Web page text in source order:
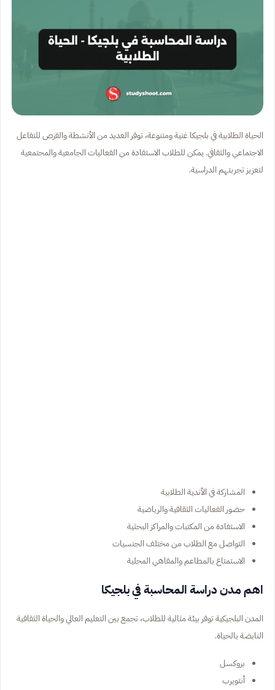
الحياة الطلابية في بلجيكا غنية ومتنوعة، توفر العديد من الأنشطة والفرص للتفاعل
الاجتماعي والثقافي. يمكن للطلاب الاستفادة من الفعاليات الجامعية والمجتمعية
لتعزيز تجربتهم الدراسية.
المشاركة في الأندية الطلابية
حضور الفعاليات الثقافية والرياضية
الاستفادة من المكتبات والمراكز البحثية
التواصل مع الطلاب من مختلف الجنسيات
الاستمتاع بالمطاعم والمقاهي المحلية
اهم مدن دراسة المحاسبة في بلجيكا
المدن البلجيكية توفر بيئة مثالية للطلاب، تجمع بين التعليم العالي والحياة الثقافية
النابضة بالحياة.
بروكسل
أنتويرب